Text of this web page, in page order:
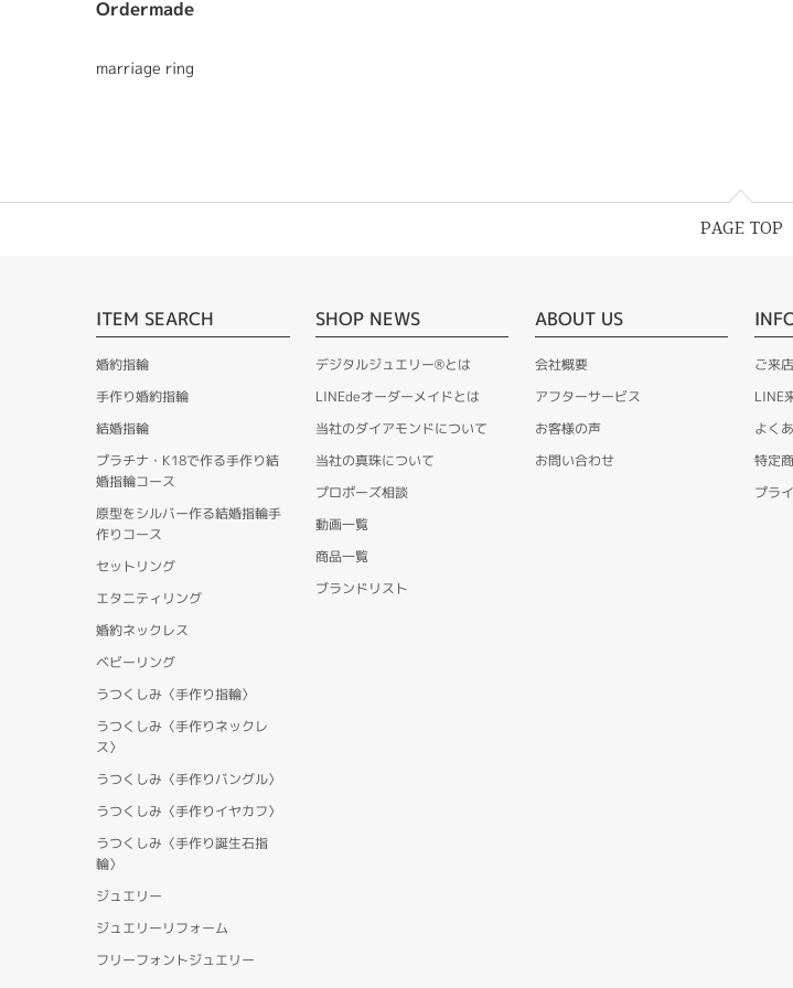
Ordermade
marriage ring
PAGE TOP
ITEM SEARCH
婚約指輪
手作り婚約指輪
結婚指輪
プラチナ・K18で作る手作り結
婚指輪コース
原型をシルバー作る結婚指輪手
作りコース
セットリング
エタニティリング
婚約ネックレス
ベビーリング
うつくしみ〈手作り指輪〉
うつくしみ〈手作りネックレ
ス〉
うつくしみ〈手作りバングル〉
うつくしみ〈手作りイヤカフ〉
うつくしみ〈手作り誕生石指
輪〉
ジュエリー
ジュエリーリフォーム
フリーフォントジュエリー
SHOP NEWS
デジタルジュエリー®とは
LINEdeオーダーメイドとは
当社のダイアモンドについて
当社の真珠について
プロポーズ相談
動画一覧
商品一覧
ブランドリスト
ABOUT US
会社概要
アフターサービス
お客様の声
お問い合わせ
ご来
LINE
よく
特定
プラ